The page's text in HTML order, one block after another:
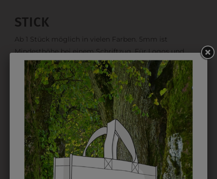
STICK
Ab 1 Stück möglich in vielen Farben. 5mm ist
Mindesthöhe bei einem Schriftzug. Für Logos und
Namen optimal. Waschbar bis zu 95°C.
EMBLEM
Kann gestickt oder bedruckt werden. Sehr vielseitig
einsetzbar und beim Sticken wieder ab 1 Stück
möglich.
DRUCK
Perfekt für große Logos und für kleine Details, jedoch